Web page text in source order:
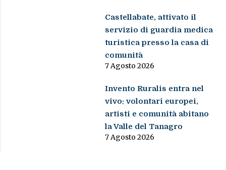
Castellabate, attivato il
servizio di guardia medica
turistica presso la casa di
comunità
7 Agosto 2026
Invento Ruralis entra nel
vivo: volontari europei,
artisti e comunità abitano
la Valle del Tanagro
7 Agosto 2026